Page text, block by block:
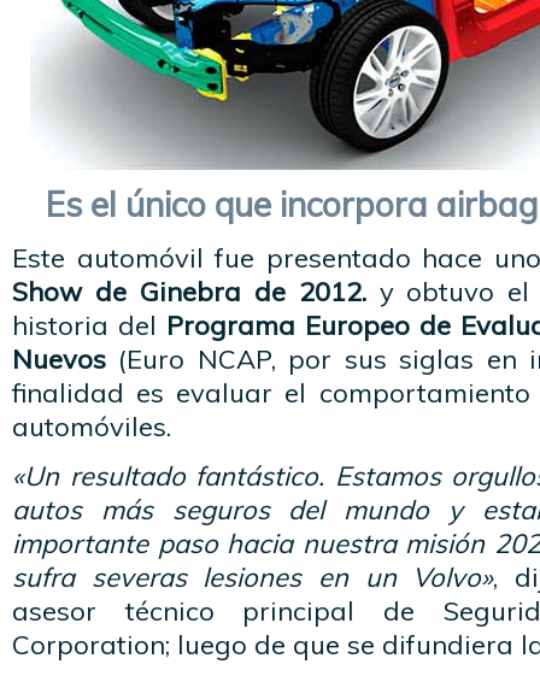
Es el único que incorpora
Este automóvil fue presentado hace
Show de Ginebra de 2012.y obtuvo el
historia del Programa Europeo de
Nuevos (Euro NCAP, por sus siglas en
finalidad es evaluar el
automóviles.
«Un resultado fantástico. Estamos
autos más seguros del mundo y
importante paso hacia nuestra misión
sufra severas lesiones en un Volvo»,
asesor técnico principal de
Corporation; luego de que se difundiera